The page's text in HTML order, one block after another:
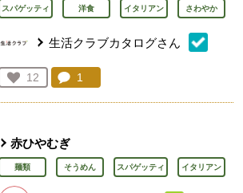
スパゲッティ 洋食 イタリアン さわやか
生活クラブカタログさん
お気に入り登録：
12
人が登録
コメント：
1
赤ひやむぎ
麺類 そうめん スパゲッティ イタリアン